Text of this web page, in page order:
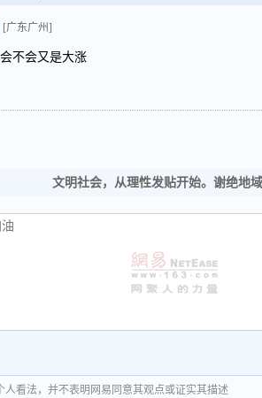
[广东广州]
不会又是大涨
文明社会，从理性发贴开始。谢绝地
人看法，并不表明网易同意其观点或证实其描述